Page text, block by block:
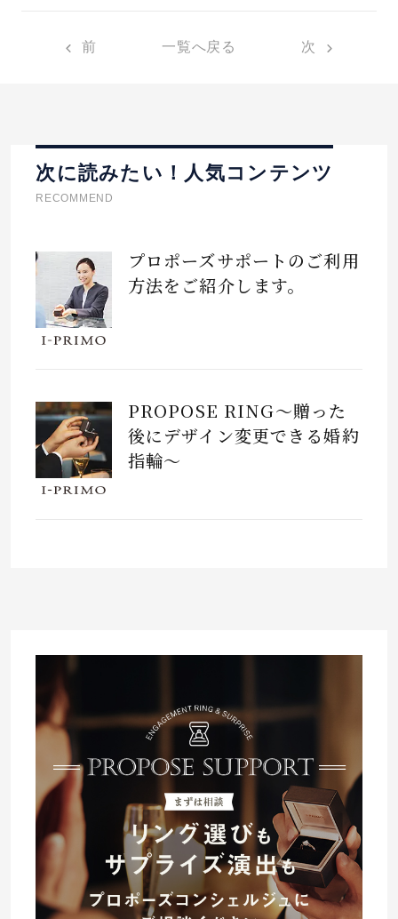
前 一覧へ戻る 次
次に読みたい！人気コンテンツ
RECOMMEND
プロポーズサポートのご利用
方法をご紹介します。
PROPOSE RING～贈った
後にデザイン変更できる婚約
指輪～